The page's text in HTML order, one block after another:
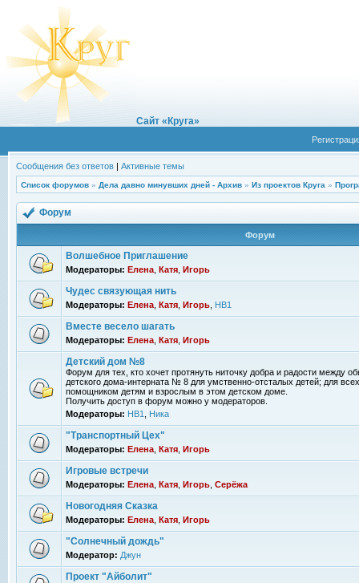
Сайт «Круга»
Сообщения без ответов | Активные темы
Список форумов » Дела давно минувших дней - Архив » Из проектов Круга »
Форум
Форум
Волшебное Приглашение
Модераторы: Елена Катя Игорь
Чудес связующая нить
Модераторы: Елена Катя Игорь НВ1
Вместе весело шагать
Модераторы: Елена Катя Игорь
Детский дом №8
Форум для тех, кто хочет протянуть ниточку добра и радости между
детского дома-интерната № 8 для умственно-отсталых детей; для
помощником детям и взрослым в этом детском доме.
Получить доступ в форум можно у модераторов.
Модераторы: НВ1 Ника
"Транспортный Цех"
Модераторы: Елена Катя Игорь
Игровые встречи
Модераторы: Елена Катя Игорь Серёжа
Новогодняя Сказка
Модераторы: Елена Катя Игорь
"Солнечный дождь"
Модератор: Джун
Проект "Айболит"